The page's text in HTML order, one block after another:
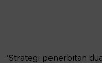
“Strategi penerbitan